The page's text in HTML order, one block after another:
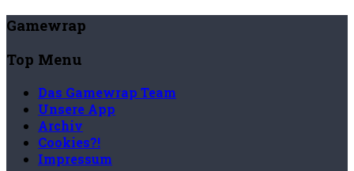
Gamewrap
Top Menu
Das Gamewrap Team
Unsere App
Archiv
Cookies?!
Impressum